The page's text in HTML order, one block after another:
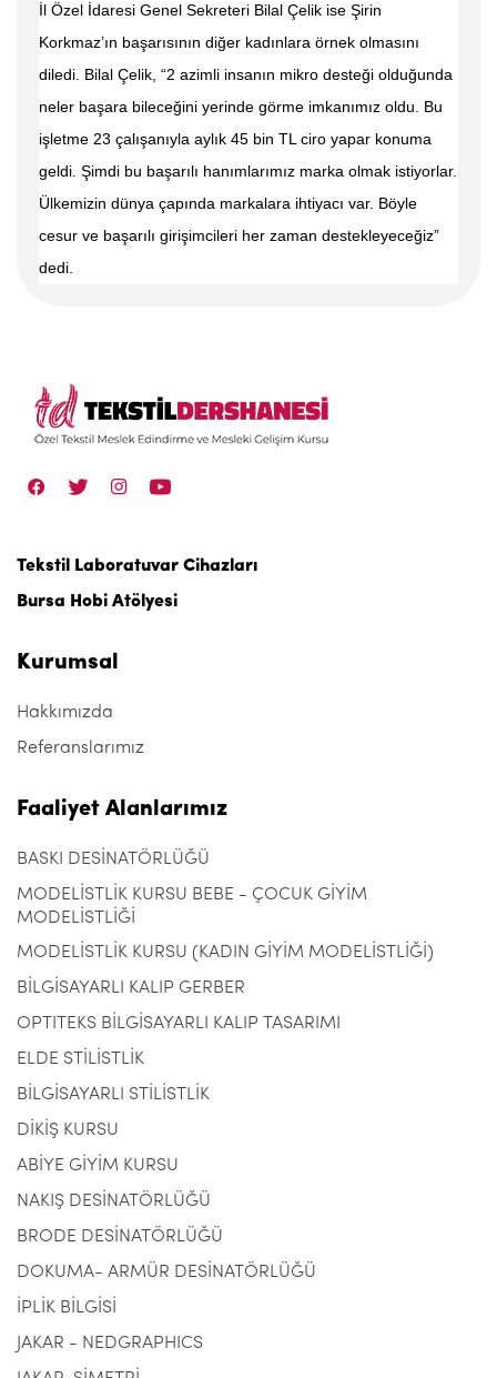
İl Özel İdaresi Genel Sekreteri Bilal Çelik ise Şirin
Korkmaz’ın başarısının diğer kadınlara örnek olmasını
diledi. Bilal Çelik, “2 azimli insanın mikro desteği olduğunda
neler başara bileceğini yerinde görme imkanımız oldu. Bu
işletme 23 çalışanıyla aylık 45 bin TL ciro yapar konuma
geldi. Şimdi bu başarılı hanımlarımız marka olmak istiyorlar.
Ülkemizin dünya çapında markalara ihtiyacı var. Böyle
cesur ve başarılı girişimcileri her zaman destekleyeceğiz”
dedi.
Tekstil Laboratuvar Cihazları
Bursa Hobi Atölyesi
Kurumsal
Hakkımızda
Referanslarımız
Faaliyet Alanlarımız
BASKI DESİNATÖRLÜĞÜ
MODELİSTLİK KURSU BEBE - ÇOCUK GİYİM
MODELİSTLİĞİ
MODELİSTLİK KURSU (KADIN GİYİM MODELİSTLİĞİ)
BİLGİSAYARLI KALIP GERBER
OPTITEKS BİLGİSAYARLI KALIP TASARIMI
ELDE STİLİSTLİK
BİLGİSAYARLI STİLİSTLİK
DİKİŞ KURSU
ABİYE GİYİM KURSU
NAKIŞ DESİNATÖRLÜĞÜ
BRODE DESİNATÖRLÜĞÜ
DOKUMA- ARMÜR DESİNATÖRLÜĞÜ
İPLİK BİLGİSİ
JAKAR - NEDGRAPHICS